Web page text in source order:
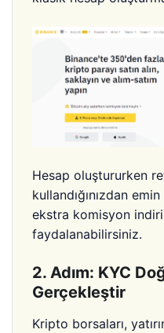
Hesap oluştururken
kullandığınızdan
ekstra komisyon
faydalanabilirsiniz.
2. Adım: KYC
Gerçekleştir
Kripto borsaları,